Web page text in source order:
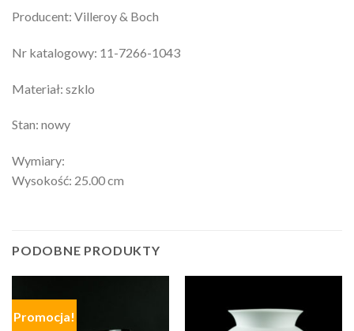
Producent: Villeroy & Boch
Nr katalogowy: 11-7266-1043
Materiał: szklo
Stan: nowy
Wymiary:
Wysokość: 25.00 cm
PODOBNE PRODUKTY
Promocja!